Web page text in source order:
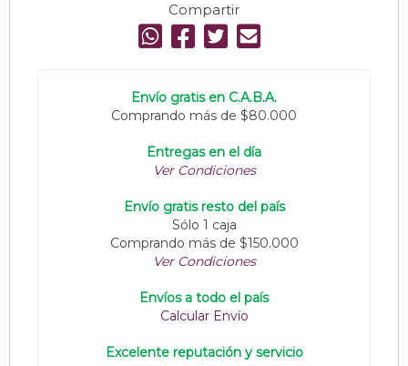
Compartir
Envío gratis en C.A.B.A.
Comprando más de $80.000
Entregas en el día
Ver Condiciones
Envío gratis resto del país
Sólo 1 caja
Comprando más de $150.000
Ver Condiciones
Envíos a todo el país
Calcular Envío
Excelente reputación y servicio